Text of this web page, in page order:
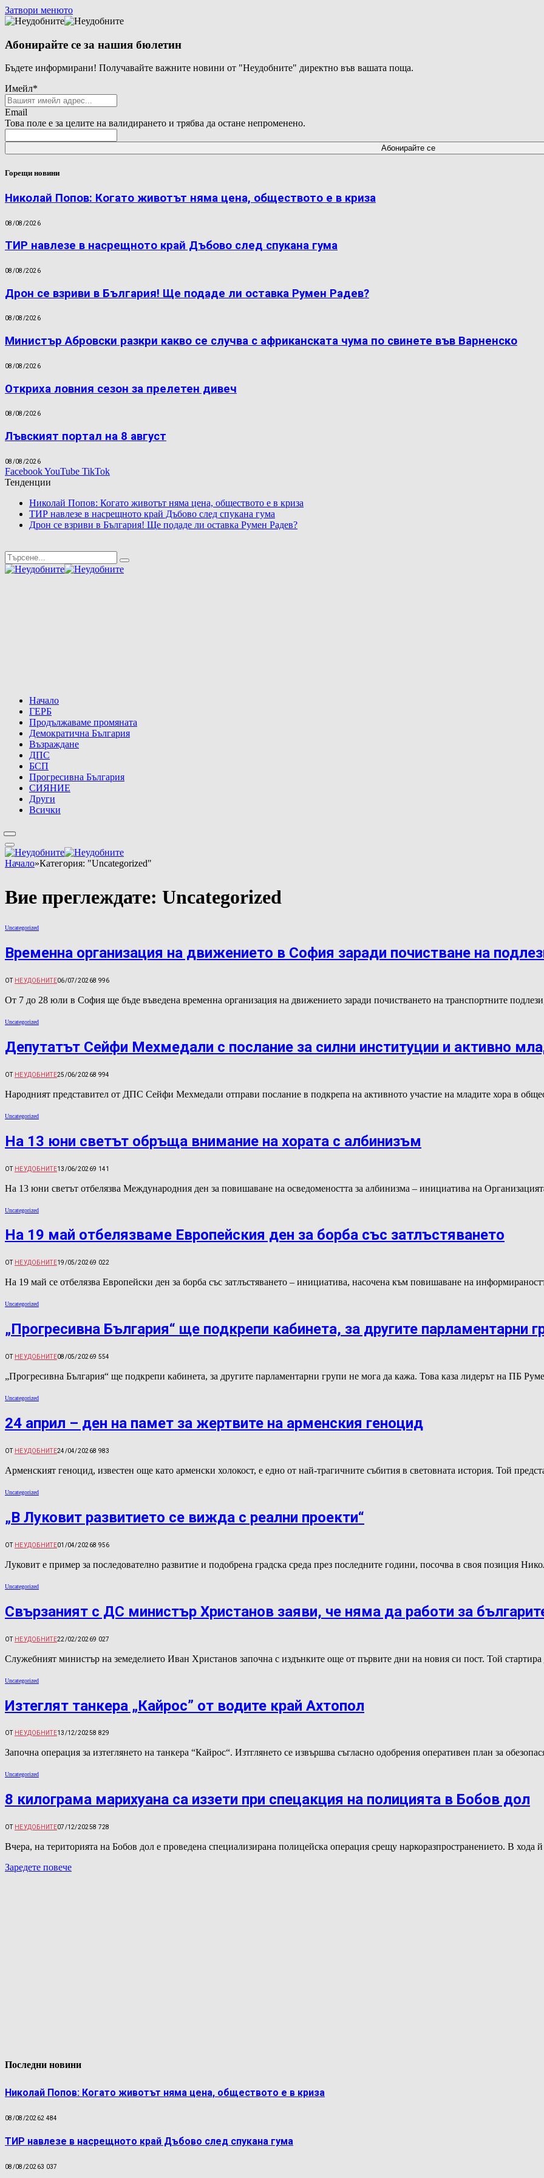
Затвори менюто
Абонирайте се за нашия бюлетин
Бъдете информирани! Получавайте важните новини от "Неудобните" директно във вашата поща.
Имейл*
Email
Това поле е за целите на валидирането и трябва да остане непроменено.
Горещи новини
Николай Попов: Когато животът няма цена, обществото е в криза
08/08/2026
ТИР навлезе в насрещното край Дъбово след спукана гума
08/08/2026
Дрон се взриви в България! Ще подаде ли оставка Румен Радев?
08/08/2026
Министър Абровски разкри какво се случва с африканската чума по свинете във Варненско
08/08/2026
Откриха ловния сезон за прелетен дивеч
08/08/2026
Лъвският портал на 8 август
08/08/2026
FacebookYouTube TikTok
Тенденции
Николай Попов: Когато животът няма цена, обществото е в криза
ТИР навлезе в насрещното край Дъбово след спукана гума
Дрон се взриви в България! Ще подаде ли оставка Румен Радев?
Начало
ГЕРБ
Продължаваме промяната
Демократична България
Възраждане
ДПС
БСП
Прогресивна България
СИЯНИЕ
Други
Всички
Начало»Категория: "Uncategorized"
Вие преглеждате: Uncategorized
Uncategorized
Временна организация на движението в София заради почистване на
ОТ НЕУДОБНИТЕ06/07/20268 996
От 7 до 28 юли в София ще бъде въведена временна организация на движението заради почистването на транспортните
Uncategorized
Депутатът Сейфи Мехмедали с послание за силни институции и активно
ОТ НЕУДОБНИТЕ25/06/20268 994
Народният представител от ДПС Сейфи Мехмедали отправи послание в подкрепа на активното участие на младите хора в
Uncategorized
На 13 юни светът обръща внимание на хората с албинизъм
ОТ НЕУДОБНИТЕ13/06/20269 141
На 13 юни светът отбелязва Международния ден за повишаване на осведомеността за албинизма – инициатива на
Uncategorized
На 19 май отбелязваме Европейския ден за борба със затлъстяването
ОТ НЕУДОБНИТЕ19/05/20269 022
На 19 май се отбелязва Европейски ден за борба със затлъстяването – инициатива, насочена към повишаване на
Uncategorized
„Прогресивна България“ ще подкрепи кабинета, за другите парламентарни
ОТ НЕУДОБНИТЕ08/05/20269 554
„Прогресивна България“ ще подкрепи кабинета, за другите парламентарни групи не мога да кажа. Това каза лидерът на ПБ
Uncategorized
24 април – ден на памет за жертвите на арменския геноцид
ОТ НЕУДОБНИТЕ24/04/20268 983
Арменският геноцид, известен още като арменски холокост, е едно от най-трагичните събития в световната история. Той
Uncategorized
„В Луковит развитието се вижда с реални проекти“
ОТ НЕУДОБНИТЕ01/04/20268 956
Луковит е пример за последователно развитие и подобрена градска среда през последните години, посочва в своя позиция
Uncategorized
Свързаният с ДС министър Христанов заяви, че няма да работи за
ОТ НЕУДОБНИТЕ22/02/20269 027
Служебният министър на земеделието Иван Христанов започна с издънките още от първите дни на новия си пост. Той
Uncategorized
Изтеглят танкера „Кайрос” от водите край Ахтопол
ОТ НЕУДОБНИТЕ13/12/20258 829
Започна операция за изтеглянето на танкера “Кайрос“. Изтглянето се извършва съгласно одобрения оперативен план за
Uncategorized
8 килограма марихуана са иззети при спецакция на полицията в Бобов дол
ОТ НЕУДОБНИТЕ07/12/20258 728
Вчера, на територията на Бобов дол е проведена специализирана полицейска операция срещу наркоразпространението. В хода
Заредете повече
Последни новини
Николай Попов: Когато животът няма цена, обществото е в криза
08/08/20262 484
ТИР навлезе в насрещното край Дъбово след спукана гума
08/08/20263 037